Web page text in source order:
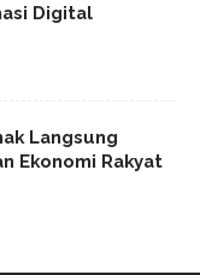
Digital
Langsung
Ekonomi Rakyat